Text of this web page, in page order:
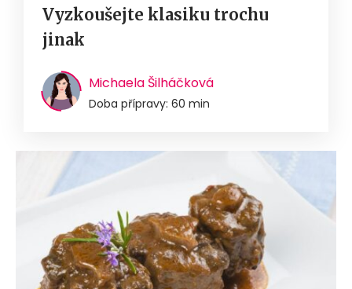
Vyzkoušejte klasiku trochu
jinak
Michaela Šilháčková
Doba přípravy: 60 min